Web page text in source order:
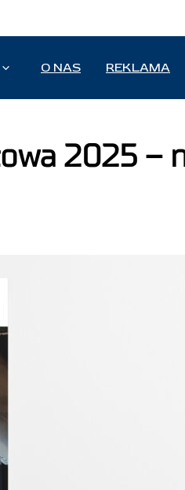
O NAS REKLAMA
2025 –